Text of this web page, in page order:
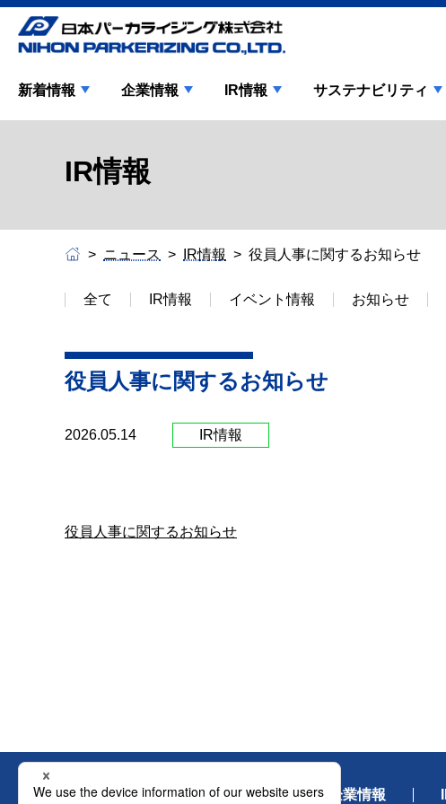
新着情報 企業情報 IR情報 サステナビリティ
IR情報
ニュース IR情報 役員人事に関するお知らせ
全て IR情報 イベント情報 お知らせ
役員人事に関するお知らせ
2026.05.14 IR情報
役員人事に関するお知らせ
新着情報 企業情報